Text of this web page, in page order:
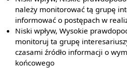
należy monitorować tą grupę
informować o postępach w
Niski wpływ, Wysokie
monitoruj ta grupę
czasami źródło informacji o
końcowego